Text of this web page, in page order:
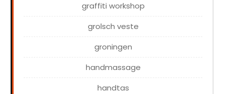
graffiti workshop
grolsch veste
groningen
handmassage
handtas